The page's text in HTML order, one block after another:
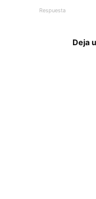
Respuesta
Deja